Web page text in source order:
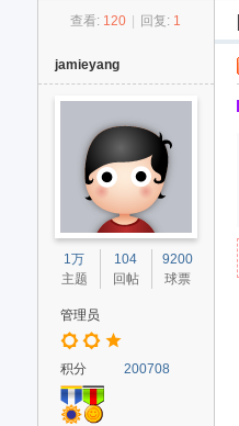
查看: 120 回复: 1
jamieyang
1万
主题
104
回帖
9200
球票
管理员
积分 200708